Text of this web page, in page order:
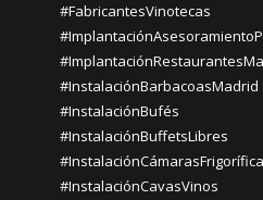
#FabricantesVinotecas
#InstalaciónBarbacoasMadrid
#InstalaciónBufés
#InstalaciónBuffetsLibres
#InstalaciónCavasVinos